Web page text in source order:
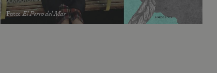
Foto:El Perro del Mar